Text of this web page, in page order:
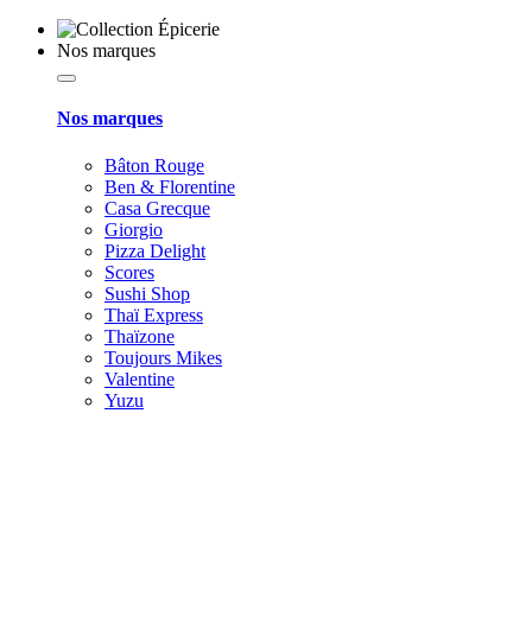
Nos marques
Nos marques
Bâton Rouge
Ben & Florentine
Casa Grecque
Giorgio
Pizza Delight
Scores
Sushi Shop
Thaï Express
Thaïzone
Toujours Mikes
Valentine
Yuzu